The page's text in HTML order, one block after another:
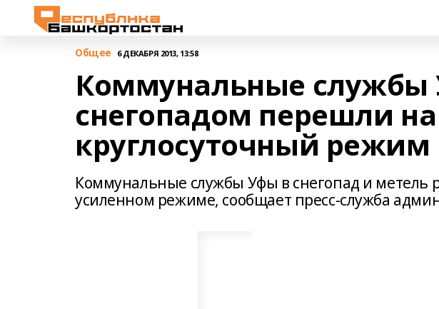
Общее 6 ДЕКАБРЯ 2013, 13:58
Коммунальные службы
снегопадом перешли на
круглосуточный режим
Коммунальные службы Уфы в снегопад и метель
усиленном режиме, сообщает пресс-служба